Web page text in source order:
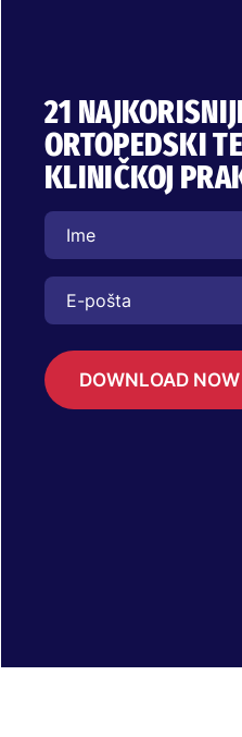
21
ORTOPEDSKI
KLINIČKOJ
DOWNLOAD NOW